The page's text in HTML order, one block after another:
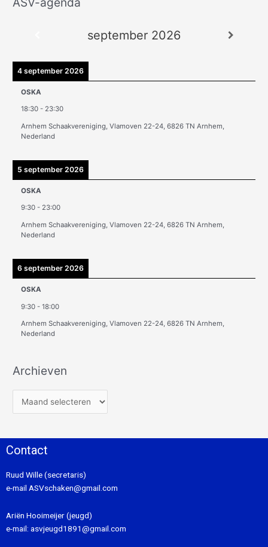
september 2026
4 september 2026
OSKA
18:30 - 23:30
Arnhem Schaakvereniging, Vlamoven 22-24, 6826 TN Arnhem,
Nederland
5 september 2026
OSKA
9:30 - 23:00
Arnhem Schaakvereniging, Vlamoven 22-24, 6826 TN Arnhem,
Nederland
6 september 2026
OSKA
9:30 -18:00
Arnhem Schaakvereniging, Vlamoven 22-24, 6826 TN Arnhem,
Nederland
Archieven
A
e
Contact
Ruud Wille (secretaris)
e-mail ASVschaken@gmail.com
Ariën Hooimeijer (jeugd)
e-mail: asvjeugd1891@gmail.com